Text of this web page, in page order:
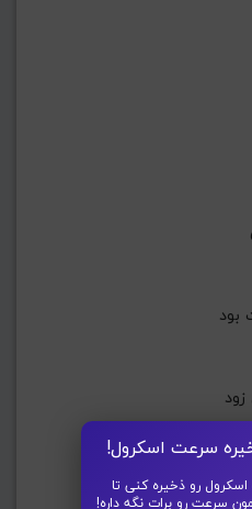
سرعت اسکرول!
رو ذخیره کنی تا
سرعت رو برات نگه داره!
بود